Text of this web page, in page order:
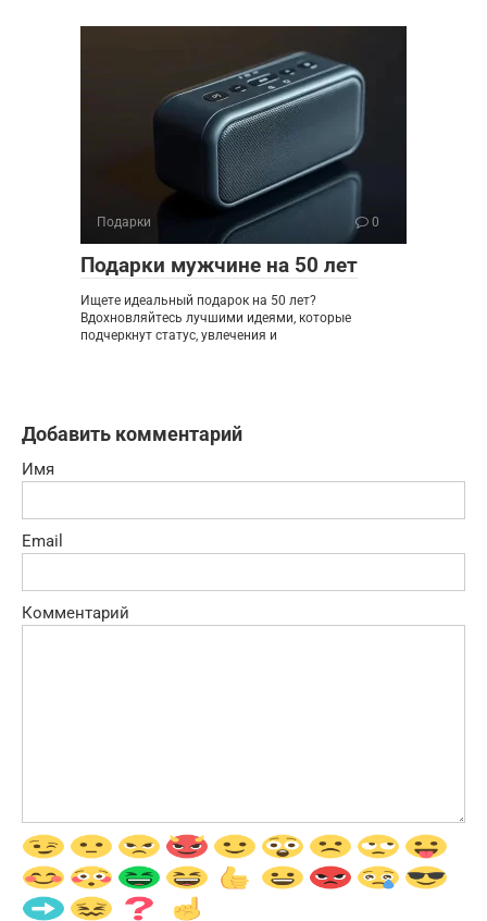
Подарки 0
Подарки мужчине на 50 лет
Ищете идеальный подарок на 50 лет?
Вдохновляйтесь лучшими идеями, которые
подчеркнут статус, увлечения и
Добавить комментарий
Имя
Email
Комментарий